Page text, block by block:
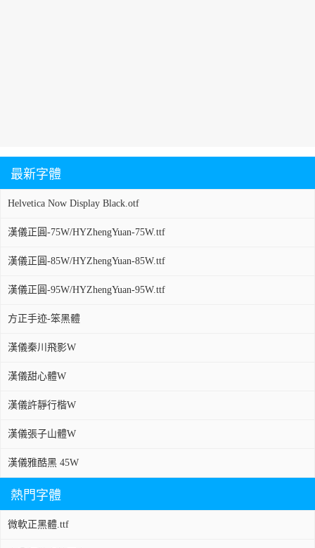
最新字體
Helvetica Now Display Black.otf
漢儀正圓-75W/HYZhengYuan-75W.ttf
漢儀正圓-85W/HYZhengYuan-85W.ttf
漢儀正圓-95W/HYZhengYuan-95W.ttf
方正手迹-笨黑體
漢儀秦川飛影W
漢儀甜心體W
漢儀許靜行楷W
漢儀張子山體W
漢儀雅酷黑 45W
熱門字體
微軟正黑體.ttf